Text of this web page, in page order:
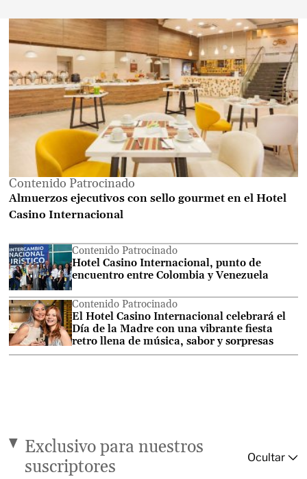
Contenido Patrocinado
Almuerzos ejecutivos con sello gourmet en el Hotel
Casino Internacional
Contenido Patrocinado
Hotel Casino Internacional, punto de
encuentro entre Colombia y Venezuela
Contenido Patrocinado
El Hotel Casino Internacional celebrará el
Día de la Madre con una vibrante fiesta
retro llena de música, sabor y sorpresas
Exclusivo para nuestros
suscriptores